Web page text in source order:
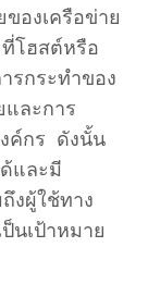
องเครือข่าย
โฮสต์หรือ
รกระทําของ
และการ
ค์กร ดังนั้น
และมี
งผู้ใช้ทาง
นเป้าหมาย